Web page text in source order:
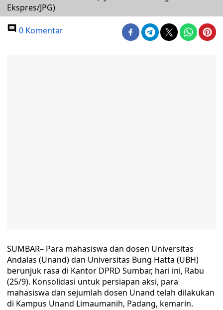
Ekspres/JPG)
0 Komentar
SUMBAR– Para mahasiswa dan dosen Universitas
Andalas (Unand) dan Universitas Bung Hatta (UBH)
berunjuk rasa di Kantor DPRD Sumbar, hari ini, Rabu
(25/9). Konsolidasi untuk persiapan aksi, para
mahasiswa dan sejumlah dosen Unand telah dilakukan
di Kampus Unand Limaumanih, Padang, kemarin.